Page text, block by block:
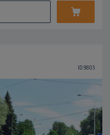
ID 9803